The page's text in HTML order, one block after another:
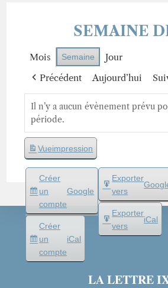
SEMAINE
Mois Semaine
Jour
Précédent
Aujourd’hui
Il n’y a aucun évènement prévu
période.
Créer
un
compte
Google
Créer
un
compte
iCal
Vueimpression
Exporter
vers
Exporter
vers
iCal